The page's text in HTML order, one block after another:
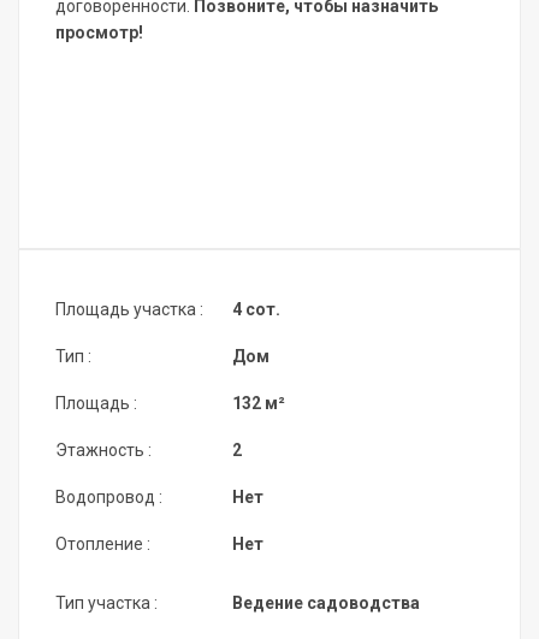
договоренности. Позвоните, чтобы назначить
просмотр!
Площадь участка :
Тип :
Площадь :
Этажность :
Водопровод :
Отопление :
4 сот.
Дом
132 м²
2
Нет
Нет
Тип участка : Ведение садоводства